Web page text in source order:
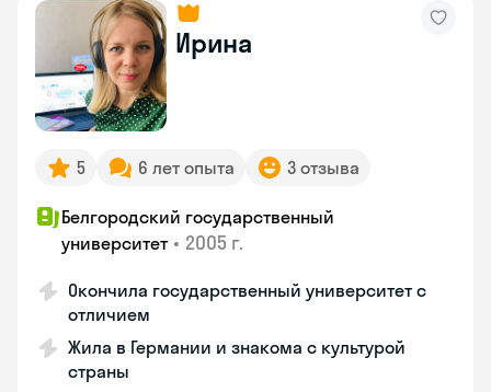
Ирина
5 6 лет опыта 3 отзыва
Белгородский государственный
университет • 2005 г.
Окончила государственный университет с
отличием
Жила в Германии и знакома с культурой
страны